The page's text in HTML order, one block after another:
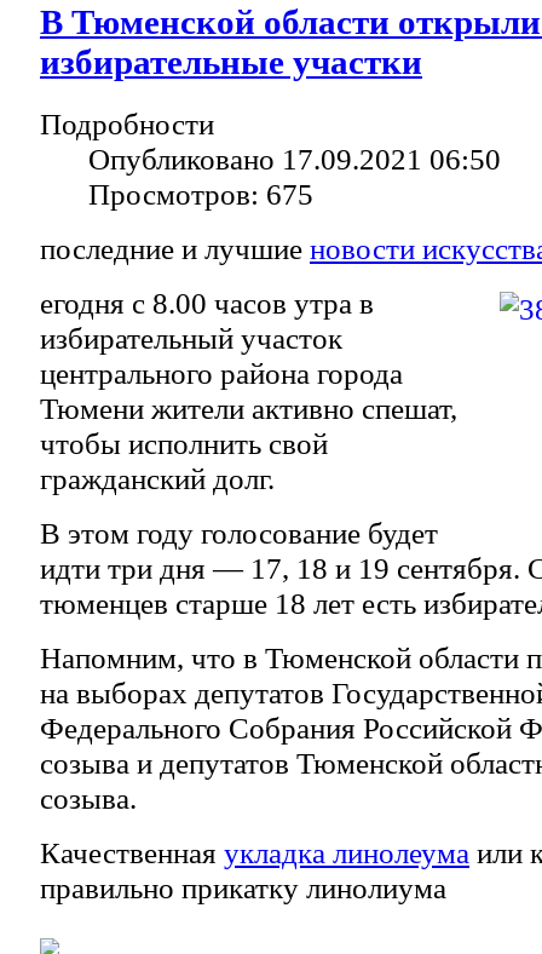
В Тюменской области
избирательные участки
Подробности
Опубликовано 17.09.2021 06:50
Просмотров: 675
последние и лучшие новости
егодня с 8.00 часов утра в
избирательный участок
центрального района города
Тюмени жители активно спешат,
чтобы исполнить свой
гражданский долг.
В этом году голосование будет
идти три дня — 17, 18 и 19 сентября.
тюменцев старше 18 лет есть
Напомним, что в Тюменской области
на выборах депутатов
Федерального Собрания Российской
созыва и депутатов Тюменской
созыва.
Качественная укладка линолеума или
правильно прикатку линолиума